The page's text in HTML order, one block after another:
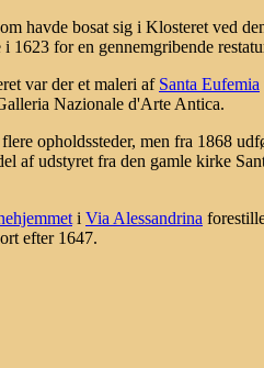
havde bosat sig i Klosteret ved
for en gennemgribende
var der et maleri af Santa Eufemia
Nazionale d'Arte Antica.
opholdssteder, men fra 1868
af udstyret fra den gamle kirke
i Via Alessandrina
efter 1647.